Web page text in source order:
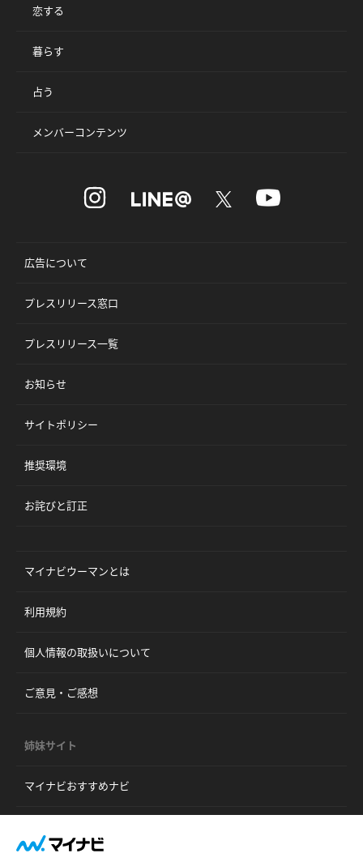
恋する
暮らす
占う
メンバーコンテンツ
広告について
プレスリリース窓口
プレスリリース一覧
お知らせ
サイトポリシー
推奨環境
お詫びと訂正
マイナビウーマンとは
利用規約
個人情報の取扱いについて
ご意見・ご感想
姉妹サイト
マイナビおすすめナビ